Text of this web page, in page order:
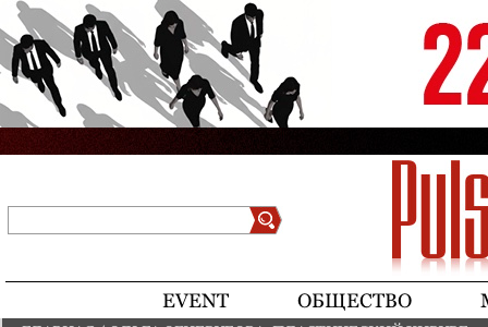
Jump to navigation
EVENT ОБЩЕСТВО